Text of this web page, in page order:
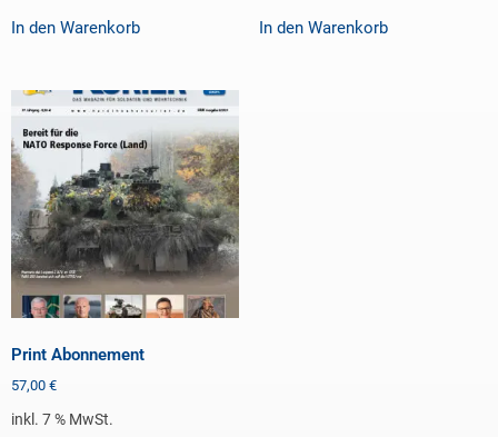
In den Warenkorb In den Warenkorb
Print Abonnement
57,00 €
inkl. 7 % MwSt.